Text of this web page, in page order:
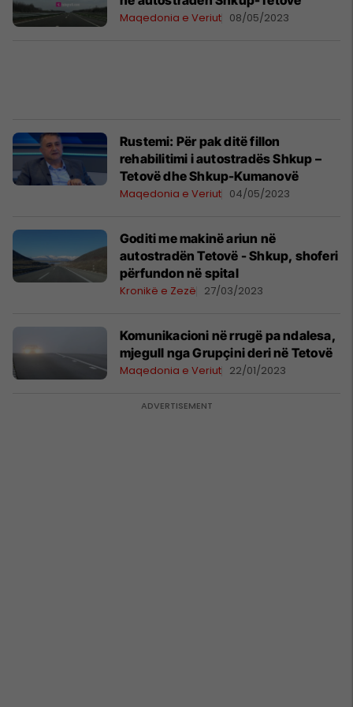
Maqedonia e Veriut 08/05/2023
Rustemi: Për pak ditë fillon
rehabilitimi i autostradës Shkup –
Tetovë dhe Shkup-Kumanovë
Maqedonia e Veriut 04/05/2023
Goditi me makinë ariun në
autostradën Tetovë - Shkup, shoferi
përfundon në spital
Kronikë e Zezë 27/03/2023
Komunikacioni në rrugë pa ndalesa,
mjegull nga Grupçini deri në Tetovë
Maqedonia e Veriut 22/01/2023